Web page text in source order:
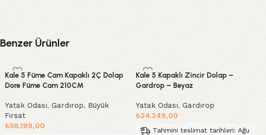
Benzer Ürünler
Kale 5 Füme Cam Kapaklı 2Ç Dolap
Dore Füme Cam 210CM
Yatak Odası,Gardırop, Büyük
Fırsat
₺58.199,00
Kale 5 Kapaklı Zincir Dolap –
Gardrop – Beyaz
Yatak Odası,Gardırop
₺24.249,00
Tahmini teslimat tarihleri: Ağu